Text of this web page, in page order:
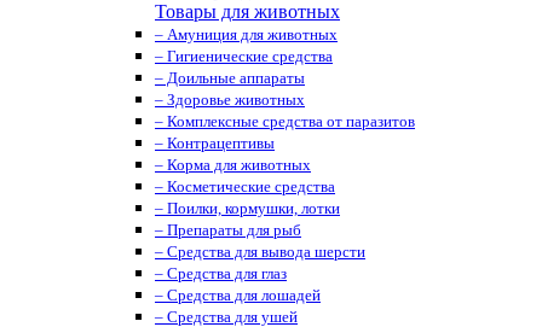
Товары для животных
– Амуниция для животных
– Гигиенические средства
– Доильные аппараты
– Здоровье животных
– Комплексные средства от паразитов
– Контрацептивы
– Корма для животных
– Косметические средства
– Поилки, кормушки, лотки
– Препараты для рыб
– Средства для вывода шерсти
– Средства для глаз
– Средства для лошадей
– Средства для ушей